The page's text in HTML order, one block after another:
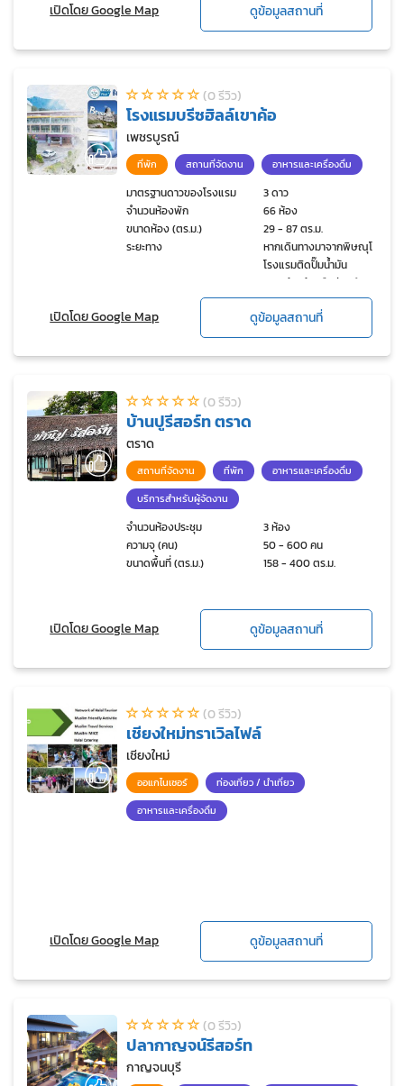
เปิดโดย Google Map ดูข้อมูลสถานที่
(0 รีวิว)
โรงแรมบรีซฮิลล์เขาค้อ
เพชรบูรณ์
ที่พัก สถานที่จัดงาน อาหารและเครื่องดื่ม
มาตรฐานดาวของโรงแรม
3 ดาว
จำนวนห้องพัก
66 ห้อง
ขนาดห้อง (ตร.ม.)
29 - 87 ตร.ม.
ระยะทาง
หากเดินทางมาจากพิษณุโลก
โรงแรมติดปั๊มน้ำมัน
ปตท.ด้านซ้ายมือก่อนถึงทาง
แยกเข้าสู่เขาค้อ
เปิดโดย Google Map ดูข้อมูลสถานที่
(0 รีวิว)
บ้านปูรีสอร์ท ตราด
ตราด
สถานที่จัดงาน ที่พัก
อาหารและเครื่องดื่ม
บริการสำหรับผู้จัดงาน
จำนวนห้องประชุม
3 ห้อง
ความจุ (คน)
50 - 600 คน
ขนาดพื้นที่ (ตร.ม.)
158 - 400 ตร.ม.
เปิดโดย Google Map ดูข้อมูลสถานที่
(0 รีวิว)
เชียงใหม่ทราเวิลไฟล์
เชียงใหม่
ออแกไนเซอร์
ท่องเที่ยว / นำเที่ยว
อาหารและเครื่องดื่ม
เปิดโดย Google Map ดูข้อมูลสถานที่
(0 รีวิว)
ปลากาญจน์รีสอร์ท
กาญจนบุรี